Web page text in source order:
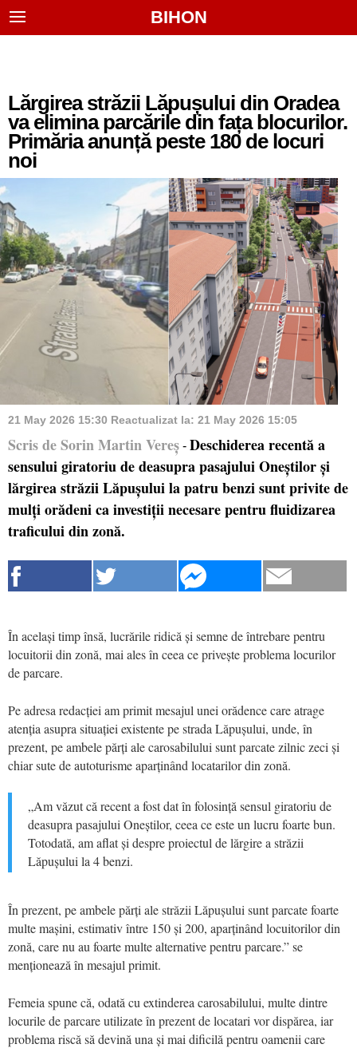
BIHON
Lărgirea străzii Lăpușului din Oradea
va elimina parcările din fața blocurilor.
Primăria anunță peste 180 de locuri
noi
21 May 2026 15:30 Reactualizat la: 21 May 2026 15:05
Scris de Sorin Martin Vereș - Deschiderea recentă a
sensului giratoriu de deasupra pasajului Oneștilor și
lărgirea străzii Lăpușului la patru benzi sunt privite de
mulți orădeni ca investiții necesare pentru fluidizarea
traficului din zonă.
În același timp însă, lucrările ridică și semne de întrebare pentru
locuitorii din zonă, mai ales în ceea ce privește problema locurilor
de parcare.
Pe adresa redacției am primit mesajul unei orădence care atrage
atenția asupra situației existente pe strada Lăpușului, unde, în
prezent, pe ambele părți ale carosabilului sunt parcate zilnic zeci și
chiar sute de autoturisme aparținând locatarilor din zonă.
„Am văzut că recent a fost dat în folosință sensul giratoriu de
deasupra pasajului Oneștilor, ceea ce este un lucru foarte bun.
Totodată, am aflat și despre proiectul de lărgire a străzii
Lăpușului la 4 benzi.
În prezent, pe ambele părți ale străzii Lăpușului sunt parcate foarte
multe mașini, estimativ între 150 și 200, aparținând locuitorilor din
zonă, care nu au foarte multe alternative pentru parcare.” se
menționează în mesajul primit.
Femeia spune că, odată cu extinderea carosabilului, multe dintre
locurile de parcare utilizate în prezent de locatari vor dispărea, iar
problema riscă să devină una și mai dificilă pentru oamenii care